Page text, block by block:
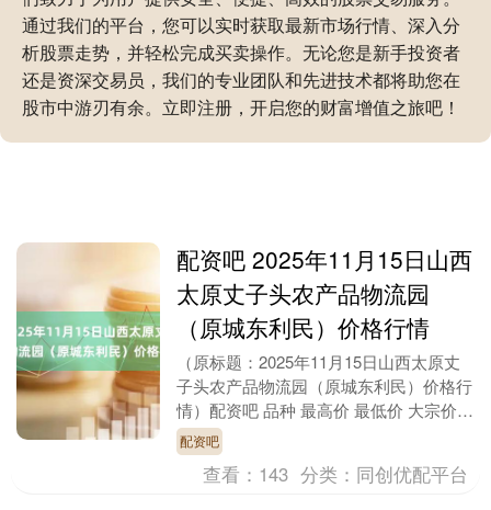
通过我们的平台，您可以实时获取最新市场行情、深入分
析股票走势，并轻松完成买卖操作。无论您是新手投资者
还是资深交易员，我们的专业团队和先进技术都将助您在
股市中游刃有余。立即注册，开启您的财富增值之旅吧！
配资吧 2025年11月15日山西
太原丈子头农产品物流园
（原城东利民）价格行情
（原标题：2025年11月15日山西太原丈
子头农产品物流园（原城东利民）价格行
情）配资吧 品种 最高价 最低价 大宗价
面粉 4.50 4.20 4.40 大米....
配资吧
查看： 143 分类： 同创优配平台